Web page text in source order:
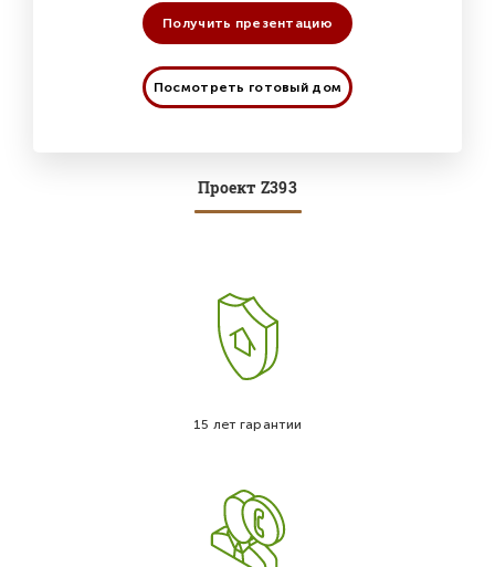
Получить презентацию
Посмотреть готовый дом
Проект Z393
15 лет гарантии